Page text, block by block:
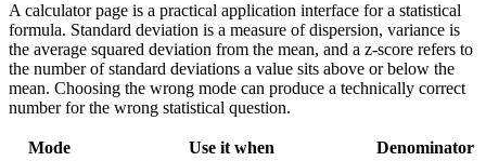
A calculator page is a practical application interface for a statistical
formula. Standard deviation is a measure of dispersion, variance is
the average squared deviation from the mean, and a z-score refers to
the number of standard deviations a value sits above or below the
mean. Choosing the wrong mode can produce a technically correct
number for the wrong statistical question.
Mode Use it when
Denominator